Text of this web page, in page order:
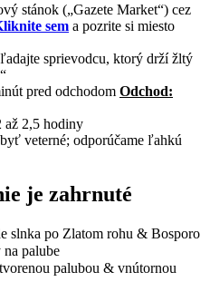
stánok („Gazete Market“) cez
sem a pozrite si miesto
sprievodcu, ktorý drží žltý
pred odchodom Odchod:
až 2,5 hodiny
veterné; odporúčame ľahkú
je zahrnuté
slnka po Zlatom rohu & Bosporo
palube
palubou & vnútornou